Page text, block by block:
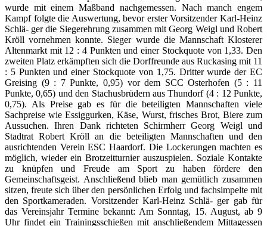
wurde mit einem Maßband nachgemessen. Nach manch engem
Kampf folgte die Auswertung, bevor erster Vorsitzender Karl-Heinz
Schlä- ger die Siegerehrung zusammen mit Georg Weigl und Robert
Kröll vornehmen konnte. Sieger wurde die Mannschaft Klosterer
Altenmarkt mit 12 : 4 Punkten und einer Stockquote von 1,33. Den
zweiten Platz erkämpften sich die Dorffreunde aus Ruckasing mit 11
: 5 Punkten und einer Stockquote von 1,75. Dritter wurde der EC
Greising (9 : 7 Punkte, 0,95) vor dem SCC Osterhofen (5 : 11
Punkte, 0,65) und den Stachusbrüdern aus Thundorf (4 : 12 Punkte,
0,75). Als Preise gab es für die beteiligten Mannschaften viele
Sachpreise wie Essiggurken, Käse, Wurst, frisches Brot, Biere zum
Aussuchen. Ihren Dank richteten Schirmherr Georg Weigl und
Stadtrat Robert Kröll an die beteiligten Mannschaften und den
ausrichtenden Verein ESC Haardorf. Die Lockerungen machten es
möglich, wieder ein Brotzeitturnier auszuspielen. Soziale Kontakte
zu knüpfen und Freude am Sport zu haben fördere den
Gemeinschaftsgeist. Anschließend blieb man gemütlich zusammen
sitzen, freute sich über den persönlichen Erfolg und fachsimpelte mit
den Sportkameraden. Vorsitzender Karl-Heinz Schlä- ger gab für
das Vereinsjahr Termine bekannt: Am Sonntag, 15. August, ab 9
Uhr findet ein Trainingsschießen mit anschließendem Mittagessen